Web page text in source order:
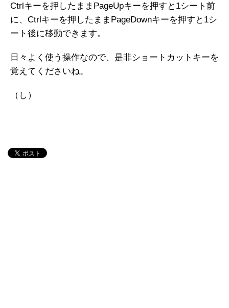
Ctrlキーを押したままPageUpキーを押すと1シート前
に、Ctrlキーを押したままPageDownキーを押すと1シ
ート後に移動できます。
日々よく使う操作なので、是非ショートカットキーを
覚えてくださいね。
（し）